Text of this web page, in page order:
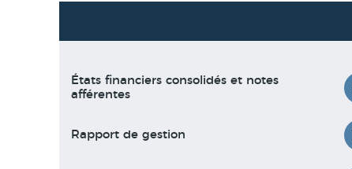
États financiers consolidés et notes
afférentes
Rapport de gestion